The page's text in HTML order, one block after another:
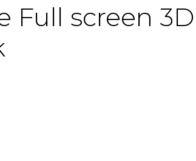
Full screen